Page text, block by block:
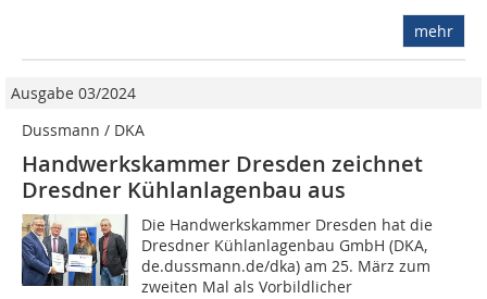
mehr
Ausgabe 03/2024
Dussmann / DKA
Handwerkskammer Dresden zeichnet
Dresdner Kühlanlagenbau aus
Die Handwerkskammer Dresden hat die
Dresdner Kühlanlagenbau GmbH (DKA,
de.dussmann.de/dka) am 25. März zum
zweiten Mal als Vorbildlicher